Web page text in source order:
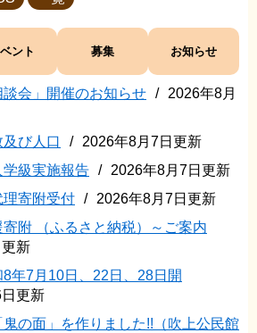
ント 募集 お知らせ
談会」開催のお知らせ
2026年8月
び人口
2026年8月7日更新
級実施報告
2026年8月7日更新
寄附受付
2026年8月7日更新
附 （ふるさと納税）～ご案内
新
年7月10日、22日、28日開
更新
鬼の面」を作りました!!（吹上公民館